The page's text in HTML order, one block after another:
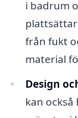
i badrum
från fukt
material
Design
kan